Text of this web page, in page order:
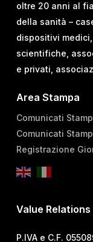
oltre 20 anni al
della sanità –
dispositivi
scientifiche,
e privati,
Area Stampa
Comunicati
Comunicati
Registrazione
Value Relations
P.IVA e C.F.